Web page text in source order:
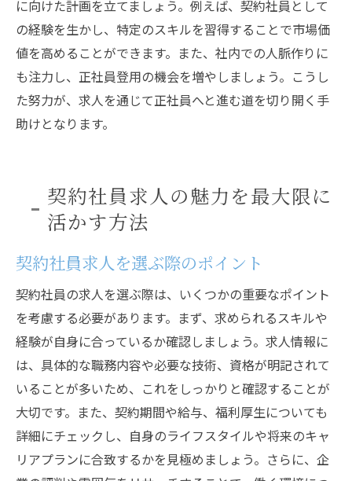
に向けた計画を立てましょう。例えば、契約社員として
の経験を生かし、特定のスキルを習得することで市場価
値を高めることができます。また、社内での人脈作りに
も注力し、正社員登用の機会を増やしましょう。こうし
た努力が、求人を通じて正社員へと進む道を切り開く手
助けとなります。
契約社員求人の魅力を最大限に
活かす方法
契約社員求人を選ぶ際のポイント
契約社員の求人を選ぶ際は、いくつかの重要なポイント
を考慮する必要があります。まず、求められるスキルや
経験が自身に合っているか確認しましょう。求人情報に
は、具体的な職務内容や必要な技術、資格が明記されて
いることが多いため、これをしっかりと確認することが
大切です。また、契約期間や給与、福利厚生についても
詳細にチェックし、自身のライフスタイルや将来のキャ
リアプランに合致するかを見極めましょう。さらに、企